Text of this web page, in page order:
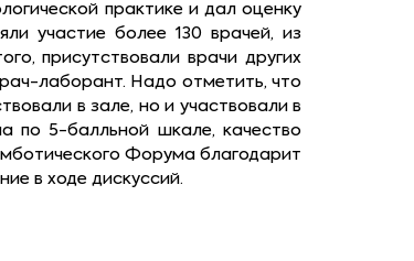
практике и дал оценку
участие более 130 врачей, из
присутствовали врачи других
лаборант. Надо отметить, что
в зале, но и участвовали в
по 5-балльной шкале, качество
Форума благодарит
в ходе дискуссий.